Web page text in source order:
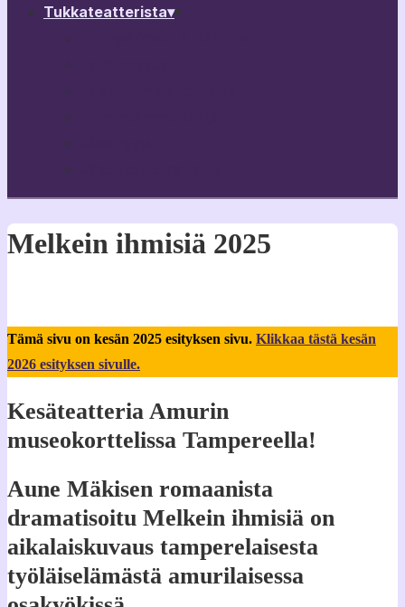
Tukkateatterista▾▾
Melkein ihmisiä 2025
Tämä sivu on kesän 2025 esityksen sivu. Klikkaa tästä kesän
2026 esityksen sivulle.
Kesäteatteria Amurin
museokorttelissa Tampereella!
Aune Mäkisen romaanista
dramatisoitu Melkein ihmisiä on
aikalaiskuvaus tamperelaisesta
työläiselämästä amurilaisessa